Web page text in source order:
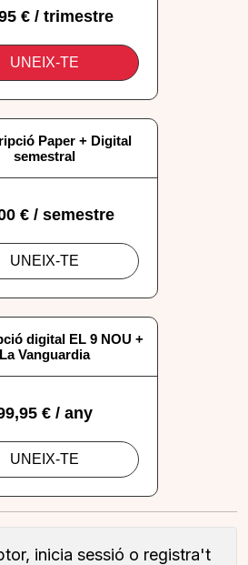
inicia sessió o registra't